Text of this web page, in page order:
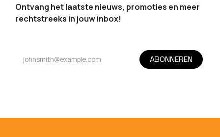
Ontvang het laatste nieuws, promoties en meer
rechtstreeks in jouw inbox!
ABONNEREN